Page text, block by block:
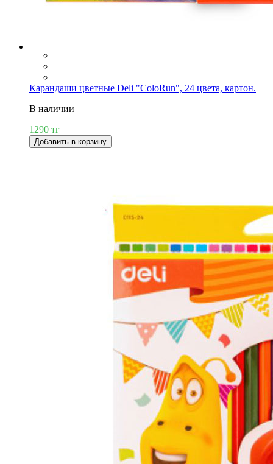
Карандаши цветные Deli "ColoRun", 24 цвета, картон.
В наличии
1290 тг
Добавить в корзину